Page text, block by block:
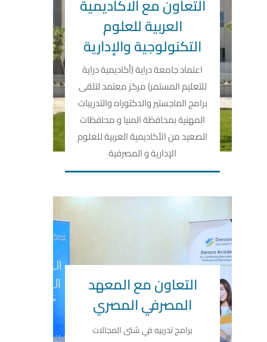
التعاون مع الاكاديمية
العربية للعلوم
التكنولوجية والإدارية
اعتماد جامعة دراية (أكاديمية دراية
للتعليم المستمر) مركز معتمد لتلقى
برامج الماجستير والدكتوراه والتدريبات
المهنية بمحافظة المنيا و محافظات
الصعيد من الأكاديمية العربية للعلوم
الإدارية و المصرفية
التعاون مع المعهد
المصرفي المصري
برامج تدربيه في شتى المجالات